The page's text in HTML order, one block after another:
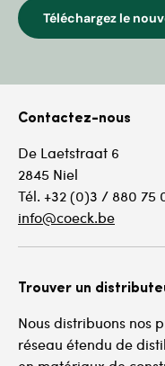
Téléchargez le
Contactez-nous
De Laetstraat 6
2845 Niel
Tél. +32 (0)3 / 880 75
info@coeck.be
Trouver un
Nous distribuons nos
réseau étendu de